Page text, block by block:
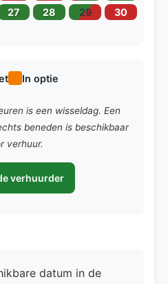
27 28 29
30
In optie
is een wisseldag. Een
beneden is beschikbaar
verhuur.
verhuurder
datum in de